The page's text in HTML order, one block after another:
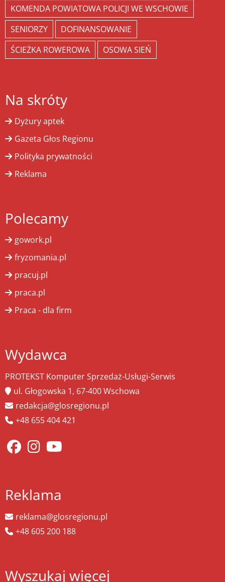
KOMENDA POWIATOWA POLICJI WE WSCHOWIE
SENIORZY
DOFINANSOWANIE
ŚCIEŻKA ROWEROWA
OSOWA SIEŃ
Na skróty
Dyżury aptek
Gazeta Głos Regionu
Polityka prywatności
Reklama
Polecamy
gowork.pl
fryzomania.pl
pracuj.pl
praca.pl
Praca - dla firm
Wydawca
PROTEKST Komputer Sprzedaż-Usługi-Serwis
ul. Głogowska 1, 67-400 Wschowa
redakcja@glosregionu.pl
+48 655 404 421
Reklama
reklama@glosregionu.pl
+48 605 200 188
Wyszukaj więcej